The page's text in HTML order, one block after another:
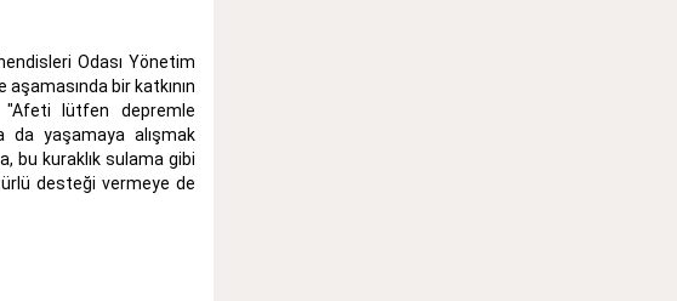
Odası Yönetim
bir katkının
"Afeti lütfen depremle
da yaşamaya alışmak
bu kuraklık sulama gibi
desteği vermeye de